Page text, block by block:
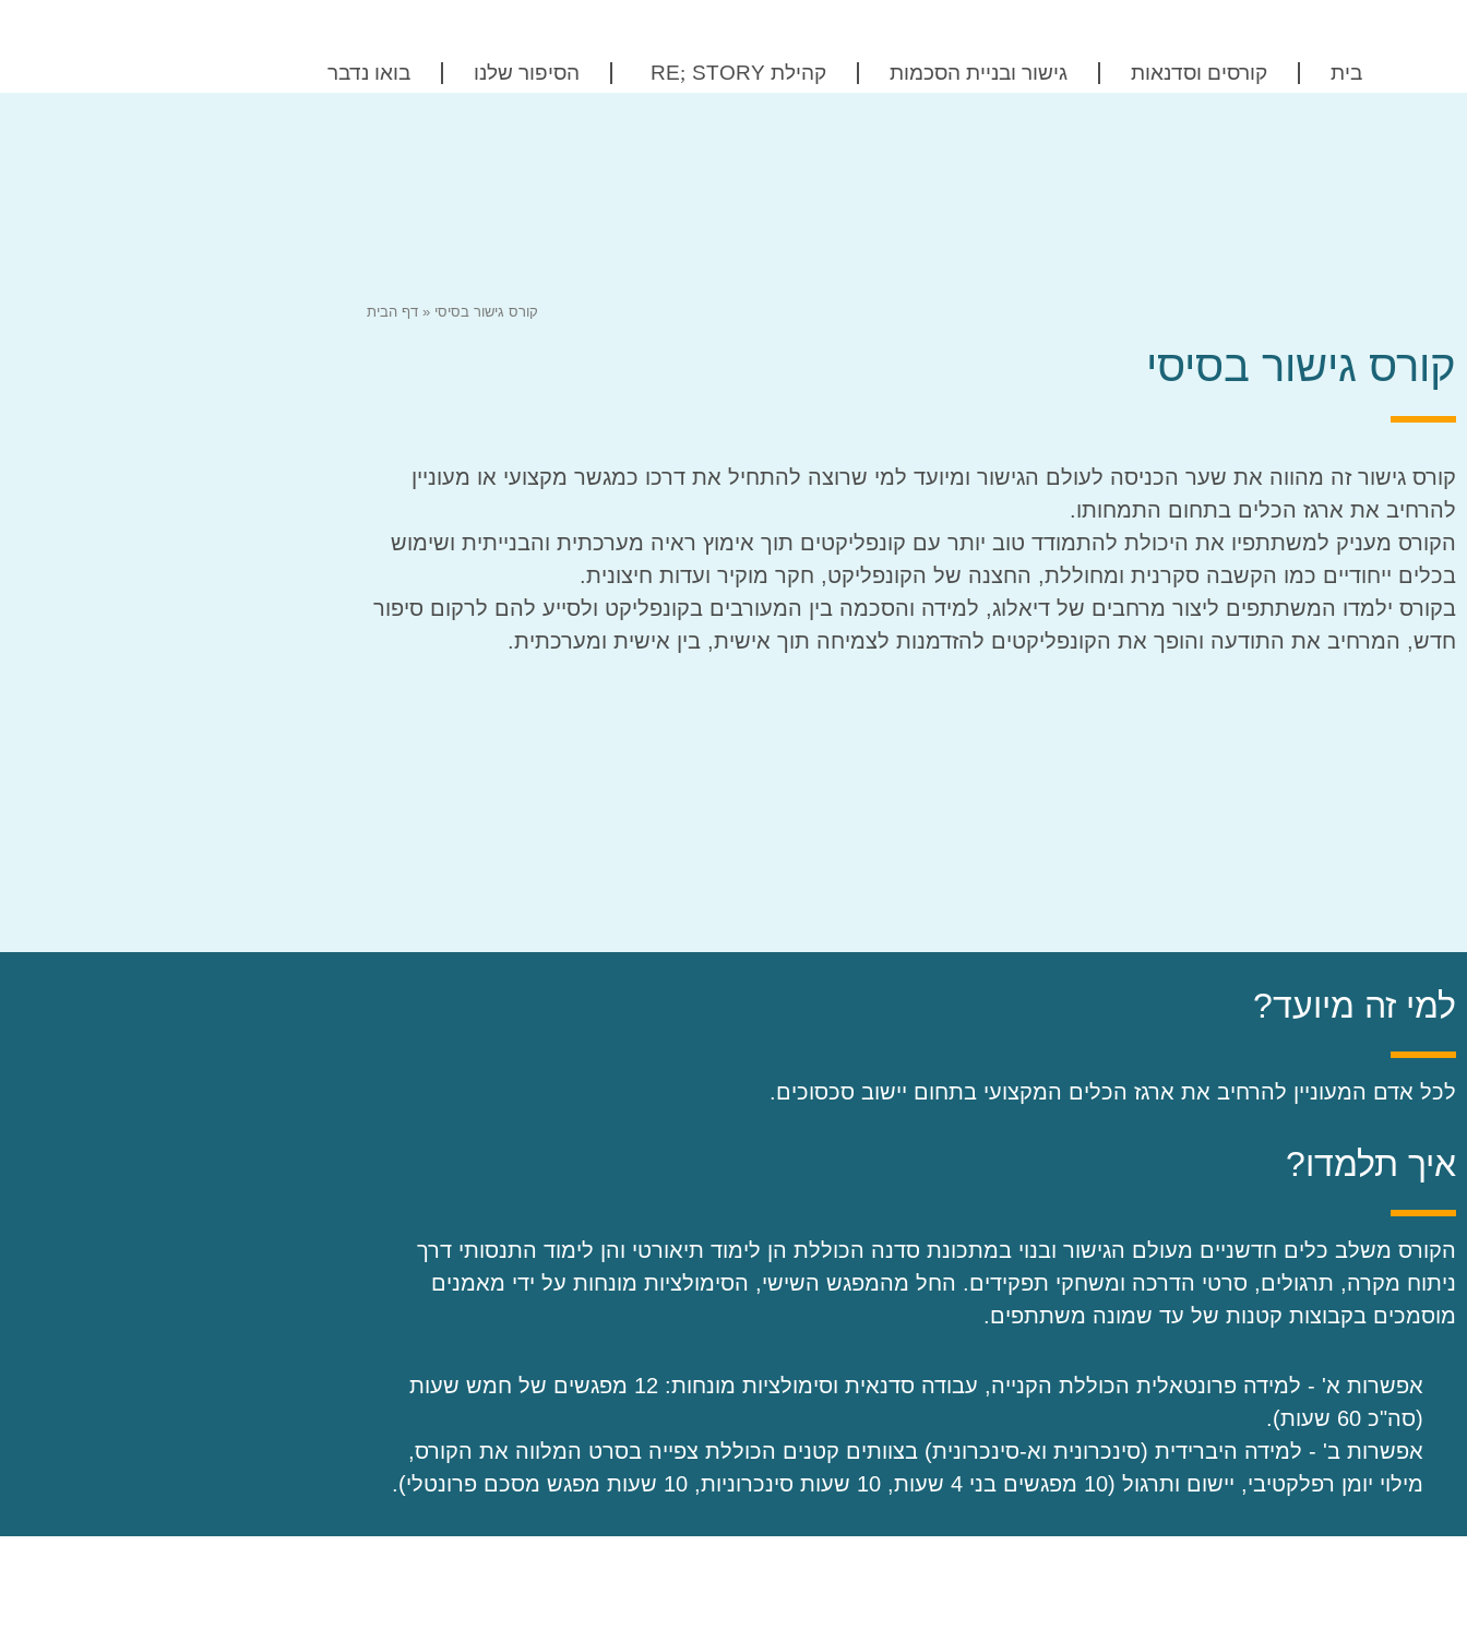
בית קורסים וסדנאות גישור ובניית הסכמות קהילת RE; STORY הסיפור שלנו בואו נדבר
דף הבית » קורס גישור בסיסי
קורס גישור בסיסי
קורס גישור זה מהווה את שער הכניסה לעולם הגישור ומיועד למי שרוצה להתחיל את דרכו כמגשר מקצועי או מעוניין
להרחיב את ארגז הכלים בתחום התמחותו.
הקורס מעניק למשתתפיו את היכולת להתמודד טוב יותר עם קונפליקטים תוך אימוץ ראיה מערכתית והבנייתית ושימוש
בכלים ייחודיים כמו הקשבה סקרנית ומחוללת, החצנה של הקונפליקט, חקר מוקיר ועדות חיצונית.
בקורס ילמדו המשתתפים ליצור מרחבים של דיאלוג, למידה והסכמה בין המעורבים בקונפליקט ולסייע להם לרקום סיפור
חדש, המרחיב את התודעה והופך את הקונפליקטים להזדמנות לצמיחה תוך אישית, בין אישית ומערכתית.
למי זה מיועד?
לכל אדם המעוניין להרחיב את ארגז הכלים המקצועי בתחום יישוב סכסוכים.
איך תלמדו?
הקורס משלב כלים חדשניים מעולם הגישור ובנוי במתכונת סדנה הכוללת הן לימוד תיאורטי והן לימוד התנסותי דרך
ניתוח מקרה, תרגולים, סרטי הדרכה ומשחקי תפקידים. החל מהמפגש השישי, הסימולציות מונחות על ידי מאמנים
מוסמכים בקבוצות קטנות של עד שמונה משתתפים.
אפשרות א' - למידה פרונטאלית הכוללת הקנייה, עבודה סדנאית וסימולציות מונחות: 12 מפגשים של חמש שעות
(סה"כ 60 שעות).
אפשרות ב' - למידה היברידית (סינכרונית וא-סינכרונית) בצוותים קטנים הכוללת צפייה בסרט המלווה את הקורס,
מילוי יומן רפלקטיבי, יישום ותרגול (10 מפגשים בני 4 שעות, 10 שעות סינכרוניות, 10 שעות מפגש מסכם פרונטלי).